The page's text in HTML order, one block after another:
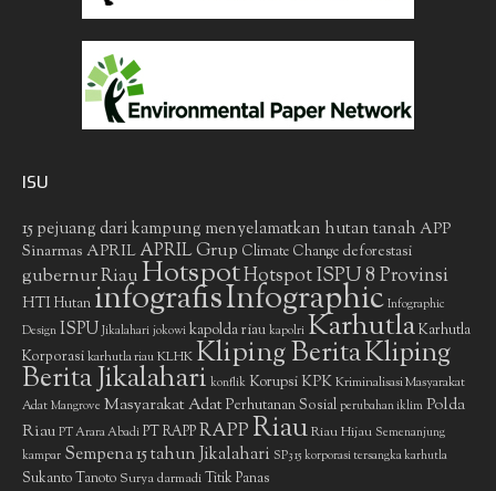
ISU
15 pejuang dari kampung menyelamatkan hutan tanah APP
Sinarmas APRIL APRIL Grup Climate Change deforestasi
gubernur RiauHotspotHotspot ISPU 8 Provinsi
HTIHutan infografisInfographic Infographic
Design ISPU Jikalahari jokowi kapolda riau kapolri KarhutlaKarhutla
Korporasikarhutla riauKLHKKliping BeritaKliping
Berita Jikalahari konflik Korupsi KPKKriminalisasi Masyarakat
Adat Mangrove Masyarakat AdatPerhutanan Sosial perubahan iklim Polda
Riau PT Arara Abadi PT RAPPRAPPRiauRiau Hijau Semenanjung
kampar Sempena 15 tahun Jikalahari SP3 15 korporasi tersangka karhutla
Sukanto Tanoto Surya darmadiTitik Panas